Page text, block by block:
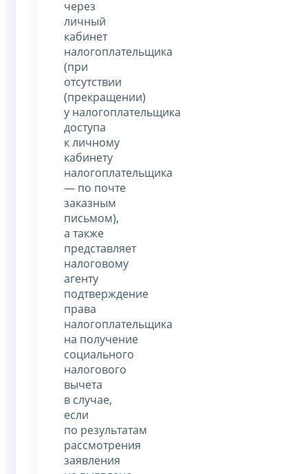
через
личный
кабинет
налогоплательщика
(при
отсутствии
(прекращении)
у налогоплательщика
доступа
к личному
кабинету
налогоплательщика
— по почте
заказным
письмом),
а также
представляет
налоговому
агенту
подтверждение
права
налогоплательщика
на получение
социального
налогового
вычета
в случае,
если
по результатам
рассмотрения
заявления